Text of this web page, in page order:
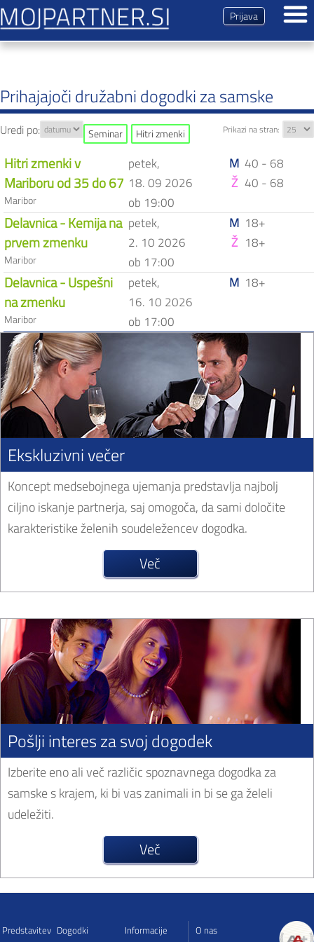
Prihajajoči dogodki
Pretekli dogodki
Tipi dogodkov
Ekskluzivni večer
Svoj dogodek
Vtisi udeležencev
Brezplačna registracija
Predstavitev
Magazin
Kontakt
Prijava
Prihajajoči družabni dogodki za samske
Prikazi na stran:
Uredi po: Seminar Hitri zmenki
Hitri zmenki v
Mariboru od 35 do 67
let
Maribor
petek,
18. 09 2026
ob 19:00
M 40 - 68
Ž 40 - 68
Delavnica - Kemija na
prvem zmenku
Maribor
petek,
2. 10 2026
ob 17:00
M 18+
Ž 18+
Delavnica - Uspešni
na zmenku
Maribor
petek,
16. 10 2026
ob 17:00
M 18+
Ekskluzivni večer
Koncept medsebojnega ujemanja predstavlja najbolj
ciljno iskanje partnerja, saj omogoča, da sami določite
karakteristike želenih soudeležencev dogodka.
Več
Pošlji interes za svoj dogodek
Izberite eno ali več različic spoznavnega dogodka za
samske s krajem, ki bi vas zanimali in bi se ga želeli
udeležiti.
Več
Predstavitev Dogodki Informacije O nas